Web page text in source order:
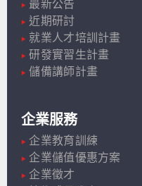
最新公告
近期研討
就業人才培訓計畫
研發實習生計畫
儲備講師計畫
企業服務
企業教育訓練
企業儲值優惠方案
企業徵才